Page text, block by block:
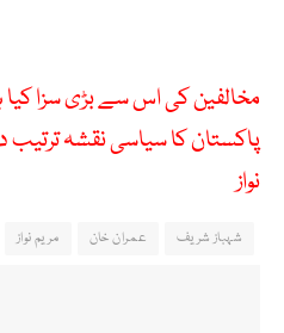
مخالفین کی اس سے بڑی سزا کیا
پاکستان کا سیاسی نقشہ ترتیب
نواز
شہباز شریف عمران خان مریم نواز